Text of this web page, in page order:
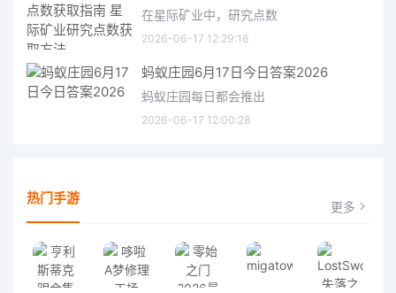
在星际矿业中，研究点数
2026-06-17 12:29:16
蚂蚁庄园6月17日今日答案2026
蚂蚁庄园每日都会推出
2026-06-17 12:00:28
热门手游 更多